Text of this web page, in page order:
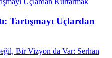
Tartışmayı Uçlardan